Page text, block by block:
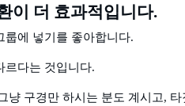
이 더 효과적입니다.
룹에 넣기를 좋아합니다.
르다는 것입니다.
냥 구경만 하시는 분도 계시고,